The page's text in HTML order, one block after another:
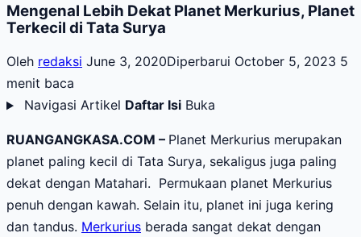
Mengenal Lebih Dekat Planet Merkurius, Planet
Terkecil di Tata Surya
Oleh redaksi June 3, 2020Diperbarui October 5, 2023 5
menit baca
Navigasi Artikel Daftar Isi Buka
RUANGANGKASA.COM – Planet Merkurius merupakan
planet paling kecil di Tata Surya, sekaligus juga paling
dekat dengan Matahari. Permukaan planet Merkurius
penuh dengan kawah. Selain itu, planet ini juga kering
dan tandus. Merkurius berada sangat dekat dengan